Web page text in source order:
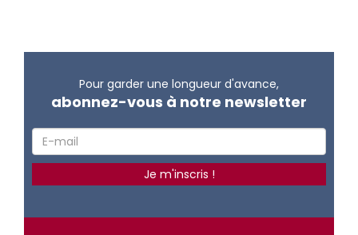
Pour garder une longueur d'avance,
abonnez-vous à notre newsletter